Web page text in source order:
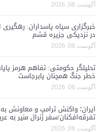
آگوست 06, 2026
خبرگزاری سپاه پاسداران:
در نزدیکی جزیره قشم
آگوست 06, 2026
تحلیلگر حکومتی: تفاهم هرمز
خطر جنگ همچنان پابرجاست
آگوست 06, 2026
ایران؛ واکنش ترامپ و معاونش
تفرقه‌افکنان/سفر ژنرال منیر به
آگوست 06, 2026